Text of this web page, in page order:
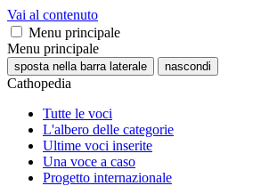
Vai al contenuto
Menu principale
Menu principale
sposta nella barra laterale nascondi
Cathopedia
Tutte le voci
L'albero delle categorie
Ultime voci inserite
Una voce a caso
Progetto internazionale